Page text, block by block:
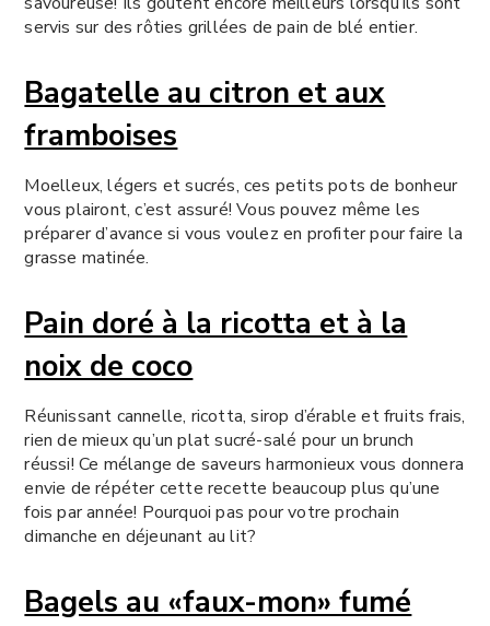
servis sur des rôties grillées de pain de blé entier.
Bagatelle au citron et aux
framboises
Moelleux, légers et sucrés, ces petits pots de bonheur
vous plairont, c’est assuré! Vous pouvez même les
préparer d’avance si vous voulez en profiter pour faire la
grasse matinée.
Pain doré à la ricotta et à la
noix de coco
Réunissant cannelle, ricotta, sirop d’érable et fruits frais,
rien de mieux qu’un plat sucré-salé pour un brunch
réussi! Ce mélange de saveurs harmonieux vous donnera
envie de répéter cette recette beaucoup plus qu’une
fois par année! Pourquoi pas pour votre prochain
dimanche en déjeunant au lit?
Bagels au «faux-mon» fumé